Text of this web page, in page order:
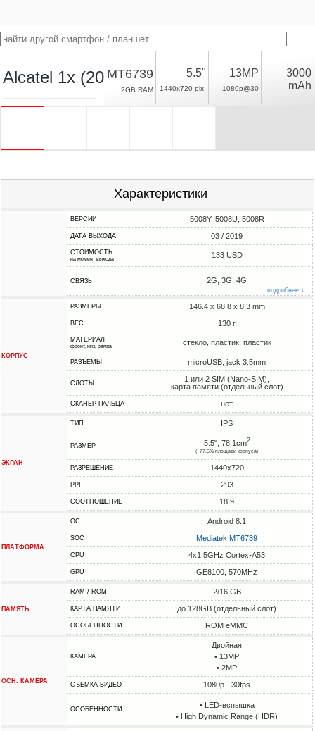
Alcatel 1x (2019)MT6739
2GB RAM
5.5"
1440x720 pix.
13MP
1080p@30
3000
mAh
Характеристики
ВЕРСИИ 5008Y, 5008U, 5008R
ДАТА ВЫХОДА 03 / 2019
СТОИМОСТЬ
на момент выхода 133 USD
СВЯЗЬ 2G, 3G, 4G
подробнее ↓
КОРПУС
РАЗМЕРЫ 146.4 x 68.8 x 8.3 mm
ВЕС 130 г
МАТЕРИАЛ
фронт, низ, рамка стекло, пластик, пластик
РАЗЪЕМЫ microUSB, jack 3.5mm
СЛОТЫ
1 или 2 SIM (Nano-SIM),
карта памяти (отдельный слот)
СКАНЕР ПАЛЬЦА нет
ЭКРАН
ТИП IPS
РАЗМЕР 5.5", 78.1cm2
(~77.5% площади корпуса)
РАЗРЕШЕНИЕ 1440x720
PPI 293
СООТНОШЕНИЕ 18:9
ПЛАТФОРМА
ОС Android 8.1
SOC Mediatek MT6739
CPU 4x1.5GHz Cortex-A53
GPU GE8100, 570MHz
ПАМЯТЬ
RAM / ROM 2/16 GB
КАРТА ПАМЯТИ до 128GB (отдельный слот)
ОСОБЕННОСТИ ROM eMMC
ОСН. КАМЕРА
КАМЕРА
Двойная
• 13MP
• 2MP
СЪЕМКА ВИДЕО 1080p - 30fps
ОСОБЕННОСТИ
• LED-вспышка
• High Dynamic Range (HDR)